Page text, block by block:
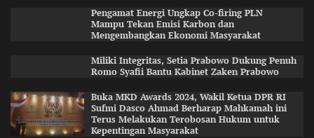
Pengamat Energi Ungkap Co-firing PLN
Mampu Tekan Emisi Karbon dan
Mengembangkan Ekonomi Masyarakat
Miliki Integritas, Setia Prabowo Dukung Penuh
Romo Syafii Bantu Kabinet Zaken Prabowo
Buka MKD Awards 2024, Wakil Ketua DPR RI
Sufmi Dasco Ahmad Berharap Mahkamah ini
Terus Melakukan Terobosan Hukum untuk
Kepentingan Masyarakat